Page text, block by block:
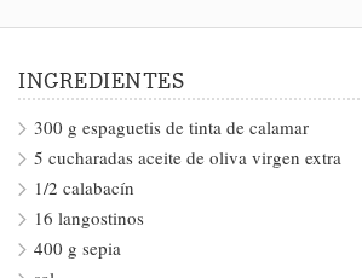
INGREDIENTES
300 g espaguetis de tinta de calamar
5 cucharadas aceite de oliva virgen extra
1/2 calabacín
16 langostinos
400 g sepia